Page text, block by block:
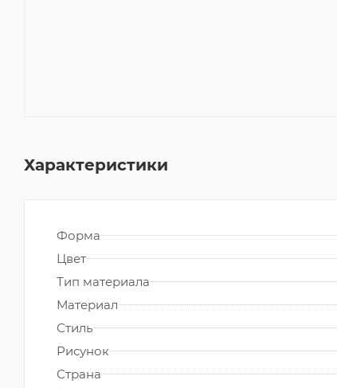
Характеристики
Форма
Цвет
Тип материала
Материал
Стиль
Рисунок
Страна